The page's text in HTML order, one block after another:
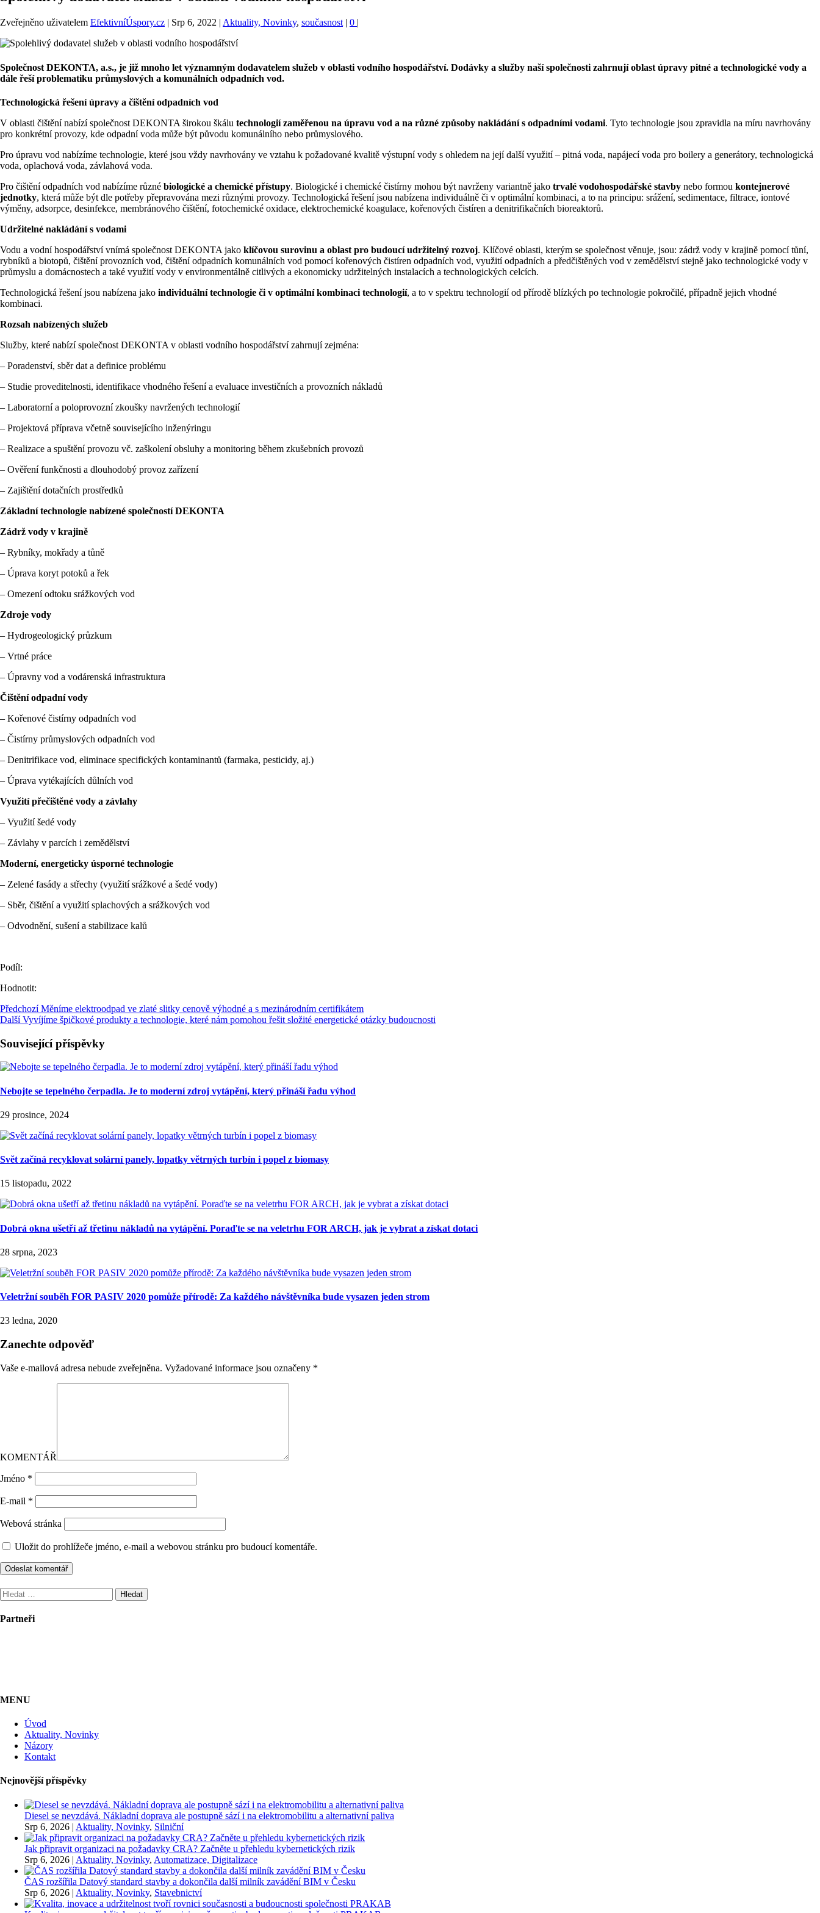
Zveřejněno uživatelem EfektivníÚspory.cz | Srp 6, 2022 | Aktuality, Novinky, současnost | 0 |
Společnost DEKONTA, a.s., je již mnoho let významným dodavatelem služeb v oblasti vodního hospodářství. Dodávky a služby naší společnosti zahrnují oblast úpravy pitné a technologické vody a
dále řeší problematiku průmyslových a komunálních odpadních vod.
Technologická řešení úpravy a čištění odpadních vod
V oblasti čištění nabízí společnost DEKONTA širokou škálu technologií zaměřenou na úpravu vod a na různé způsoby nakládání s odpadními vodami. Tyto technologie jsou zpravidla na míru navrhovány
pro konkrétní provozy, kde odpadní voda může být původu komunálního nebo průmyslového.
Pro úpravu vod nabízíme technologie, které jsou vždy navrhovány ve vztahu k požadované kvalitě výstupní vody s ohledem na její další využití – pitná voda, napájecí voda pro boilery a generátory, technologická
voda, oplachová voda, závlahová voda.
Pro čištění odpadních vod nabízíme různé biologické a chemické přístupy. Biologické i chemické čistírny mohou být navrženy variantně jako trvalé vodohospodářské stavby nebo formou kontejnerové
jednotky, která může být dle potřeby přepravována mezi různými provozy. Technologická řešení jsou nabízena individuálně či v optimální kombinaci, a to na principu: srážení, sedimentace, filtrace, iontové
výměny, adsorpce, desinfekce, membránového čištění, fotochemické oxidace, elektrochemické koagulace, kořenových čistíren a denitrifikačních bioreaktorů.
Udržitelné nakládání s vodami
Vodu a vodní hospodářství vnímá společnost DEKONTA jako klíčovou surovinu a oblast pro budoucí udržitelný rozvoj. Klíčové oblasti, kterým se společnost věnuje, jsou: zádrž vody v krajině pomocí tůní,
rybníků a biotopů, čištění provozních vod, čištění odpadních komunálních vod pomocí kořenových čistíren odpadních vod, využití odpadních a předčištěných vod v zemědělství stejně jako technologické vody v
průmyslu a domácnostech a také využití vody v environmentálně citlivých a ekonomicky udržitelných instalacích a technologických celcích.
Technologická řešení jsou nabízena jako individuální technologie či v optimální kombinaci technologií, a to v spektru technologií od přírodě blízkých po technologie pokročilé, případně jejich vhodné
kombinaci.
Rozsah nabízených služeb
Služby, které nabízí společnost DEKONTA v oblasti vodního hospodářství zahrnují zejména:
– Poradenství, sběr dat a definice problému
– Studie proveditelnosti, identifikace vhodného řešení a evaluace investičních a provozních nákladů
– Laboratorní a poloprovozní zkoušky navržených technologií
– Projektová příprava včetně souvisejícího inženýringu
– Realizace a spuštění provozu vč. zaškolení obsluhy a monitoring během zkušebních provozů
– Ověření funkčnosti a dlouhodobý provoz zařízení
– Zajištění dotačních prostředků
Základní technologie nabízené společností DEKONTA
Zádrž vody v krajině
– Rybníky, mokřady a tůně
– Úprava koryt potoků a řek
– Omezení odtoku srážkových vod
Zdroje vody
– Hydrogeologický průzkum
– Vrtné práce
– Úpravny vod a vodárenská infrastruktura
Čištění odpadní vody
– Kořenové čistírny odpadních vod
– Čistírny průmyslových odpadních vod
– Denitrifikace vod, eliminace specifických kontaminantů (farmaka, pesticidy, aj.)
– Úprava vytékajících důlních vod
Využití přečištěné vody a závlahy
– Využití šedé vody
– Závlahy v parcích i zemědělství
Moderní, energeticky úsporné technologie
– Zelené fasády a střechy (využití srážkové a šedé vody)
– Sběr, čištění a využití splachových a srážkových vod
– Odvodnění, sušení a stabilizace kalů
Podíl:
Hodnotit:
Předchozí Měníme elektroodpad ve zlaté slitky cenově výhodné a s mezinárodním certifikátem
Další Vyvíjíme špičkové produkty a technologie, které nám pomohou řešit složité energetické otázky budoucnosti
Související příspěvky
Nebojte se tepelného čerpadla. Je to moderní zdroj vytápění, který přináší řadu výhod
29 prosince, 2024
Svět začíná recyklovat solární panely, lopatky větrných turbín i popel z biomasy
15 listopadu, 2022
Dobrá okna ušetří až třetinu nákladů na vytápění. Poraďte se na veletrhu FOR ARCH, jak je vybrat a získat dotaci
28 srpna, 2023
Veletržní souběh FOR PASIV 2020 pomůže přírodě: Za každého návštěvníka bude vysazen jeden strom
23 ledna, 2020
Zanechte odpověď
Vaše e-mailová adresa nebude zveřejněna. Vyžadované informace jsou označeny *
KOMENTÁŘ
Jméno *
E-mail *
Webová stránka
Uložit do prohlížeče jméno, e-mail a webovou stránku pro budoucí komentáře.
Vyhledávání
Partneři
MENU
Úvod
Aktuality, Novinky
Názory
Kontakt
Nejnovější příspěvky
Diesel se nevzdává. Nákladní doprava ale postupně sází i na elektromobilitu a alternativní paliva
Srp 6, 2026 | Aktuality, Novinky, Silniční
Jak připravit organizaci na požadavky CRA? Začněte u přehledu kybernetických rizik
Srp 6, 2026 | Aktuality, Novinky, Automatizace, Digitalizace
ČAS rozšířila Datový standard stavby a dokončila další milník zavádění BIM v Česku
Srp 6, 2026 | Aktuality, Novinky, Stavebnictví